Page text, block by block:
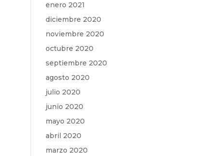
enero 2021
diciembre 2020
noviembre 2020
octubre 2020
septiembre 2020
agosto 2020
julio 2020
junio 2020
mayo 2020
abril 2020
marzo 2020